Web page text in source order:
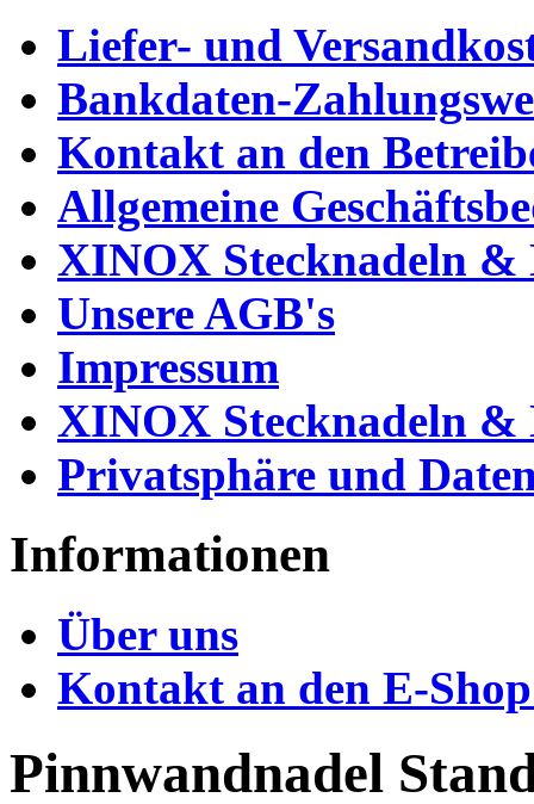
Liefer- und
Bankdaten-
Kontakt an den
Allgemeine
XINOX Stecknadeln
Unsere AGB's
Impressum
XINOX Stecknadeln
Privatsphäre und
Informationen
Über uns
Kontakt an den E-
Pinnwandnadel